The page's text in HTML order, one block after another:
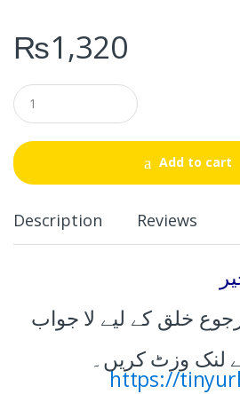
₨1,320
Q
u
a
t
i
Add to cart
Description Reviews
خلق کے لیے لا جواب
لنک وزٹ کریں۔
https://